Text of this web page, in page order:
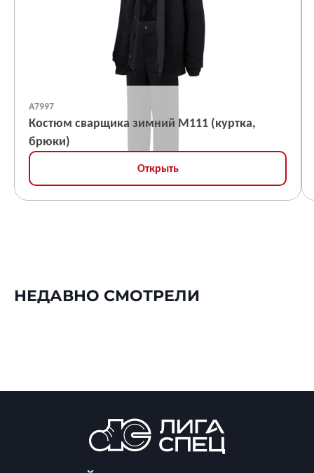
А7997
Костюм сварщика зимний М111 (куртка,
брюки)
Открыть
НЕДАВНО СМОТРЕЛИ